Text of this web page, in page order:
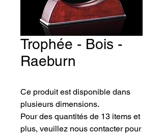
Trophée - Bois -
Raeburn
Ce produit est disponible dans
plusieurs dimensions.
Pour des quantités de 13 items et
plus, veuillez nous contacter pour